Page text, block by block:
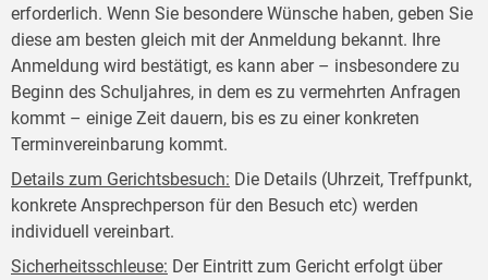
erforderlich. Wenn Sie besondere Wünsche haben, geben Sie
diese am besten gleich mit der Anmeldung bekannt. Ihre
Anmeldung wird bestätigt, es kann aber – insbesondere zu
Beginn des Schuljahres, in dem es zu vermehrten Anfragen
kommt – einige Zeit dauern, bis es zu einer konkreten
Terminvereinbarung kommt.
Details zum Gerichtsbesuch: Die Details (Uhrzeit, Treffpunkt,
konkrete Ansprechperson für den Besuch etc) werden
individuell vereinbart.
Sicherheitsschleuse: Der Eintritt zum Gericht erfolgt über